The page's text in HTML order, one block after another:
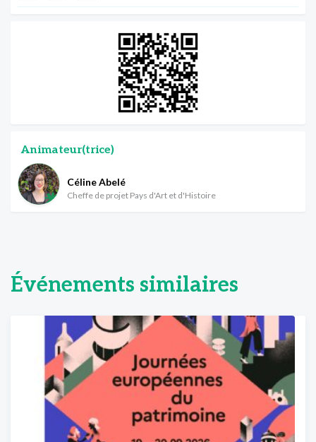
Animateur(trice)
Céline Abelé
Cheffe de projet Pays d'Art et d'Histoire
Événements similaires